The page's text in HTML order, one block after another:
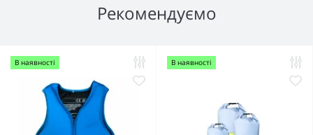
Рекомендуємо
В наявності В наявності